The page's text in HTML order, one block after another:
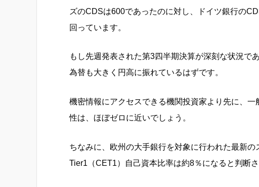
ズのCDSは600であったのに対し、ドイツ銀行の
回っています。
もし先週発表された第3四半期決算が深刻な状況で
為替も大きく円高に振れているはずです。
機密情報にアクセスできる機関投資家より先に、
性は、ほぼゼロに近いでしょう。
ちなみに、欧州の大手銀行を対象に行われた最新
Tier1（CET1）自己資本比率は約8％になると判断さ